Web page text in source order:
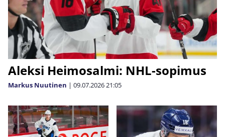
Aleksi Heimosalmi: NHL-sopimus
Markus Nuutinen | 09.07.202621:05